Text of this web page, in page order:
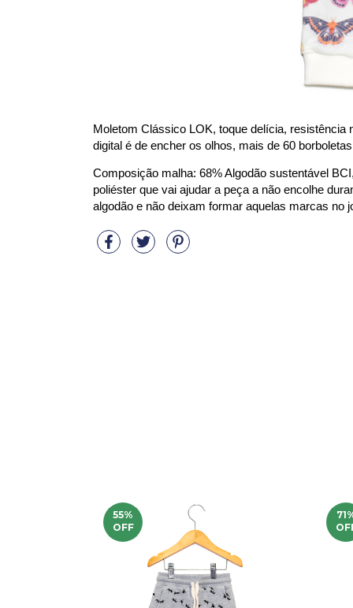
Moletom Clássico LOK, toque delícia, resistência
digital é de encher os olhos, mais de 60
Composição malha: 68% Algodão sustentável
poliéster que vai ajudar a peça a não encolhe
algodão e não deixam formar aquelas marcas no
55%
OFF
71